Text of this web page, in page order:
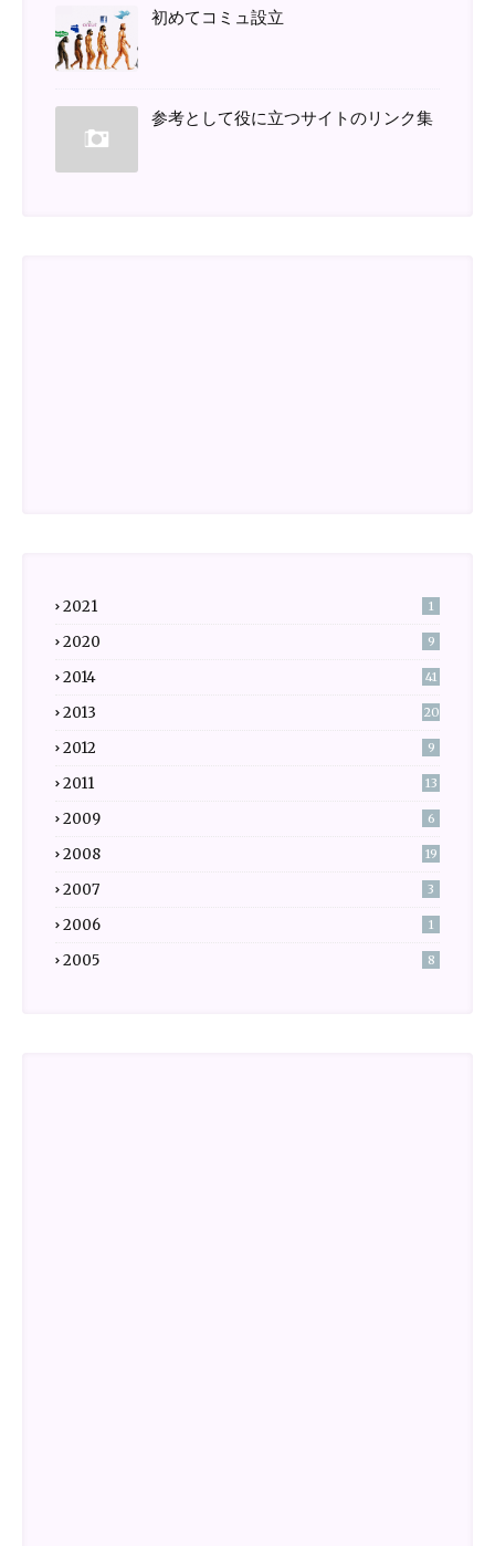
初めてコミュ設立
参考として役に立つサイトのリンク集
2021 1
2020 9
2014 41
2013 20
2012 9
2011 13
2009 6
2008 19
2007 3
2006 1
2005 8